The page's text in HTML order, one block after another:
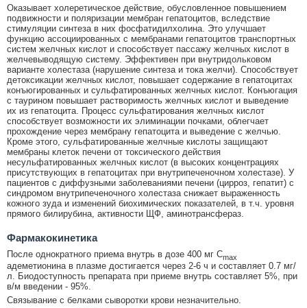
Оказывает холеретическое действие, обусловленное повышением
подвижности и поляризации мембран гепатоцитов, вследствие
стимуляции синтеза в них фосфатидилхолина. Это улучшает
функцию ассоциированных с мембранами гепатоцитов транспортных
систем желчных кислот и способствует пассажу желчных кислот в
желчевыводящую систему. Эффективен при внутридольковом
варианте холестаза (нарушение синтеза и тока желчи). Способствует
детоксикации желчных кислот, повышает содержание в гепатоцитах
конъюгированных и сульфатированных желчных кислот. Конъюгация
с таурином повышает растворимость желчных кислот и выведение
их из гепатоцита. Процесс сульфатирования желчных кислот
способствует возможности их элиминации почками, облегчает
прохождение через мембрану гепатоцита и выведение с желчью.
Кроме этого, сульфатированные желчные кислоты защищают
мембраны клеток печени от токсического действия
несульфатированных желчных кислот (в высоких концентрациях
присутствующих в гепатоцитах при внутрипеченочном холестазе). У
пациентов с диффузными заболеваниями печени (цирроз, гепатит) с
синдромом внутрипеченочного холестаза снижает выраженность
кожного зуда и изменений биохимических показателей, в т.ч. уровня
прямого билирубина, активности ЩФ, аминотрансфераз.
Фармакокинетика
После однократного приема внутрь в дозе 400 мг Cmax
адеметионина в плазме достигается через 2-6 ч и составляет 0.7 мг/
л. Биодоступность препарата при приеме внутрь составляет 5%, при
в/м введении - 95%.
Связывание с белками сыворотки крови незначительно.